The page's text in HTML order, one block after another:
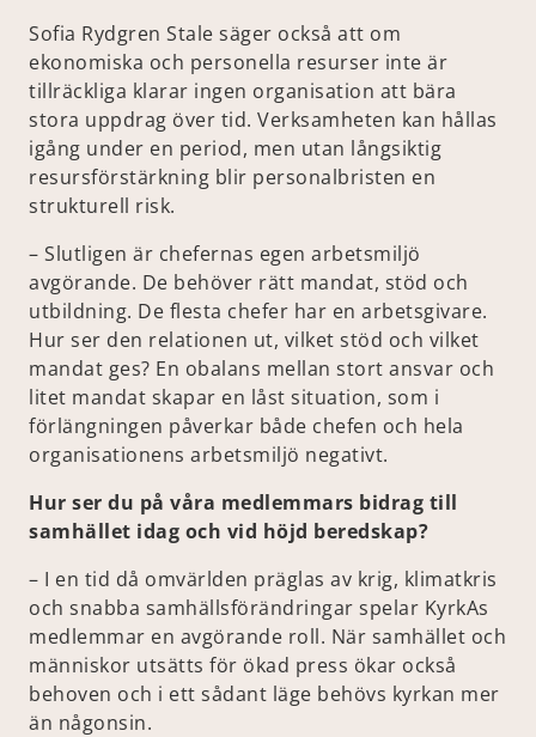
Sofia Rydgren Stale säger också att om
ekonomiska och personella resurser inte är
tillräckliga klarar ingen organisation att bära
stora uppdrag över tid. Verksamheten kan hållas
igång under en period, men utan långsiktig
resursförstärkning blir personalbristen en
strukturell risk.
– Slutligen är chefernas egen arbetsmiljö
avgörande. De behöver rätt mandat, stöd och
utbildning. De flesta chefer har en arbetsgivare.
Hur ser den relationen ut, vilket stöd och vilket
mandat ges? En obalans mellan stort ansvar och
litet mandat skapar en låst situation, som i
förlängningen påverkar både chefen och hela
organisationens arbetsmiljö negativt.
Hur ser du på våra medlemmars bidrag till
samhället idag och vid höjd beredskap?
– I en tid då omvärlden präglas av krig, klimatkris
och snabba samhällsförändringar spelar KyrkAs
medlemmar en avgörande roll. När samhället och
människor utsätts för ökad press ökar också
behoven och i ett sådant läge behövs kyrkan mer
än någonsin.